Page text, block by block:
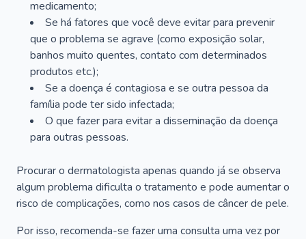
medicamento;
Se há fatores que você deve evitar para prevenir
que o problema se agrave (como exposição solar,
banhos muito quentes, contato com determinados
produtos etc.);
Se a doença é contagiosa e se outra pessoa da
família pode ter sido infectada;
O que fazer para evitar a disseminação da doença
para outras pessoas.
Procurar o dermatologista apenas quando já se observa
algum problema dificulta o tratamento e pode aumentar o
risco de complicações, como nos casos de câncer de pele.
Por isso, recomenda-se fazer uma consulta uma vez por